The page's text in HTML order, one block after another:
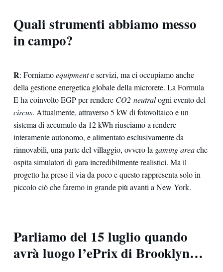
Quali strumenti abbiamo messo
in campo?
R: Forniamoequipmente servizi, ma ci occupiamo anche
della gestione energetica globale della microrete. La Formula
E ha coinvolto EGP per rendere CO2 neutralogni evento del
circus. Attualmente, attraverso 5 kW di fotovoltaico e un
sistema di accumulo da 12 kWh riusciamo a rendere
interamente autonomo, e alimentato esclusivamente da
rinnovabili, una parte del villaggio, ovvero la gaming areache
ospita simulatori di gara incredibilmente realistici. Ma il
progetto ha preso il via da poco e questo rappresenta solo in
piccolo ciò che faremo in grande più avanti a New York.
Parliamo del 15 luglio quando
avrà luogo l’ePrix di Brooklyn…